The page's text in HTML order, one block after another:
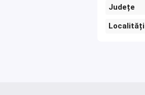
Județe
Localități